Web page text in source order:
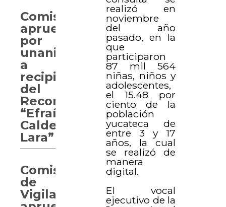
realizó en
noviembre
del año
pasado, en la
que
participaron
87 mil 564
niñas, niños y
adolescentes,
el 15.48 por
ciento de la
población
yucateca de
entre 3 y 17
años, la cual
se realizó de
manera
digital.
El vocal
ejecutivo de la
Comisión
aprueba
por
unanimidad
a
recipiendarios
del
Reconocimiento
“Efraín
Calderón
Lara”
Comisión
de
Vigilancia